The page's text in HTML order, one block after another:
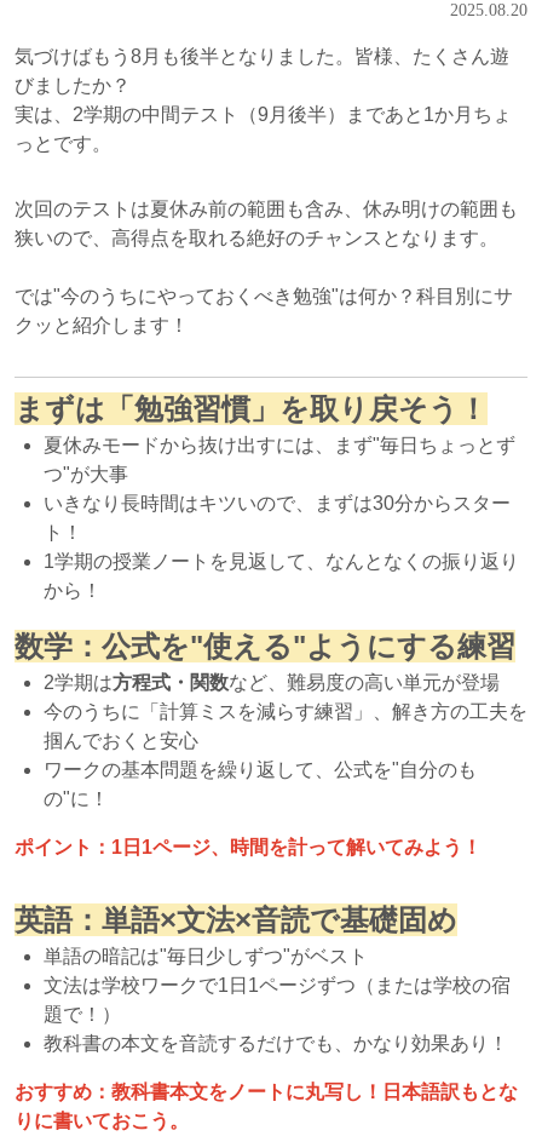
2025.08.20
気づけばもう8月も後半となりました。皆様、たくさん遊
びましたか？
実は、2学期の中間テスト（9月後半）まであと1か月ちょ
っとです。
次回のテストは夏休み前の範囲も含み、休み明けの範囲も
狭いので、高得点を取れる絶好のチャンスとなります。
では"今のうちにやっておくべき勉強"は何か？科目別にサ
クッと紹介します！
まずは「勉強習慣」を取り戻そう！
夏休みモードから抜け出すには、まず"毎日ちょっとず
つ"が大事
いきなり長時間はキツいので、まずは30分からスター
ト！
1学期の授業ノートを見返して、なんとなくの振り返り
から！
数学：公式を"使える"ようにする練習
2学期は方程式・関数など、難易度の高い単元が登場
今のうちに「計算ミスを減らす練習」、解き方の工夫を
掴んでおくと安心
ワークの基本問題を繰り返して、公式を"自分のも
の"に！
ポイント：1日1ページ、時間を計って解いてみよう！
英語：単語×文法×音読で基礎固め
単語の暗記は"毎日少しずつ"がベスト
文法は学校ワークで1日1ページずつ（または学校の宿
題で！）
教科書の本文を音読するだけでも、かなり効果あり！
おすすめ：教科書本文をノートに丸写し！日本語訳もとな
りに書いておこう。